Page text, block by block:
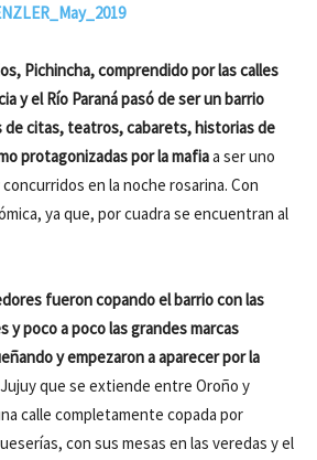
Pichincha, comprendido por las calles
y el Río Paraná pasó de ser un barrio
de citas, teatros, cabarets, historias de
protagonizadas por la mafiaa ser uno
en la noche rosarina. Con
ya que, por cuadra se encuentran al
fueron copando el barrio con las
y poco a poco las grandes marcas
y empezaron a aparecer por la
que se extiende entre Oroño y
calle completamente copada por
con sus mesas en las veredas y el